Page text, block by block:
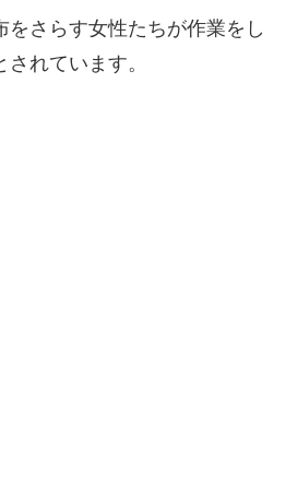
をさらす女性たちが作業をし
れています。